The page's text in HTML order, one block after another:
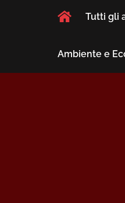
Tutti gli
Ambiente e